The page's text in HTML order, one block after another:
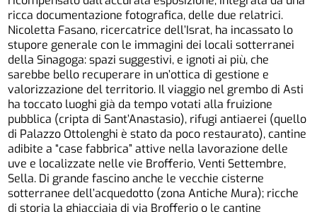
ricca documentazione fotografica, delle due relatrici.
Nicoletta Fasano, ricercatrice dell’Israt, ha incassato lo
stupore generale con le immagini dei locali sotterranei
della Sinagoga: spazi suggestivi, e ignoti ai più, che
sarebbe bello recuperare in un’ottica di gestione e
valorizzazione del territorio. Il viaggio nel grembo di Asti
ha toccato luoghi già da tempo votati alla fruizione
pubblica (cripta di Sant’Anastasio), rifugi antiaerei (quello
di Palazzo Ottolenghi è stato da poco restaurato), cantine
adibite a “case fabbrica” attive nella lavorazione delle
uve e localizzate nelle vie Brofferio, Venti Settembre,
Sella. Di grande fascino anche le vecchie cisterne
sotterranee dell’acquedotto (zona Antiche Mura); ricche
di storia la ghiacciaia di via Brofferio o le cantine